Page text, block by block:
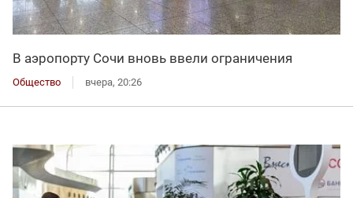
В аэропорту Сочи вновь ввели ограничения
Общество вчера, 20:26